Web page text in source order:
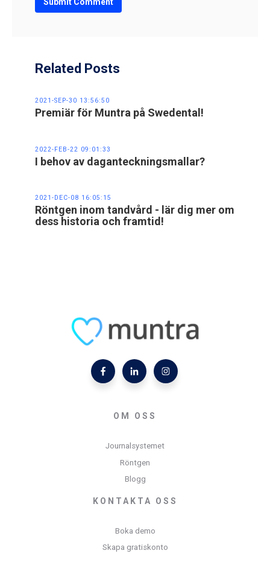
Related Posts
2021-SEP-30 13:56:50
Premiär för Muntra på Swedental!
2022-FEB-22 09:01:33
I behov av daganteckningsmallar?
2021-DEC-08 16:05:15
Röntgen inom tandvård - lär dig mer om
dess historia och framtid!
OM OSS
Journalsystemet
Röntgen
Blogg
KONTAKTA OSS
Boka demo
Skapa gratiskonto